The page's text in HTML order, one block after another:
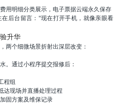
用明细分类展示，电子票据云端永久保存
后台留言："现在打开手机，就像亲眼看
升华
两个细微场景折射出深层改变：
。通过小程序提交报修后：
程组
达现场并直播处理过程
固方案及维保记录